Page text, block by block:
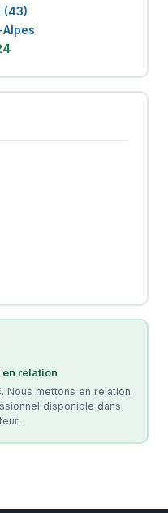
(43)
relation
Nous mettons en relation
disponible dans